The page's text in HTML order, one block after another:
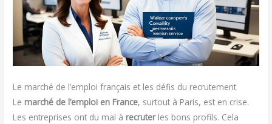
Le marché de l’emploi français et les défis du recrutement
Le marché de l’emploi en France, surtout à Paris, est en crise.
Les entreprises ont du mal à recruterles bons profils. Cela